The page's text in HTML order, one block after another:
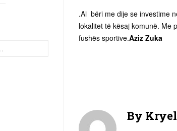
.Ai bëri me dije se investime
lokalitet të kësaj komunë. Me
fushës sportive.Aziz Zuka
By